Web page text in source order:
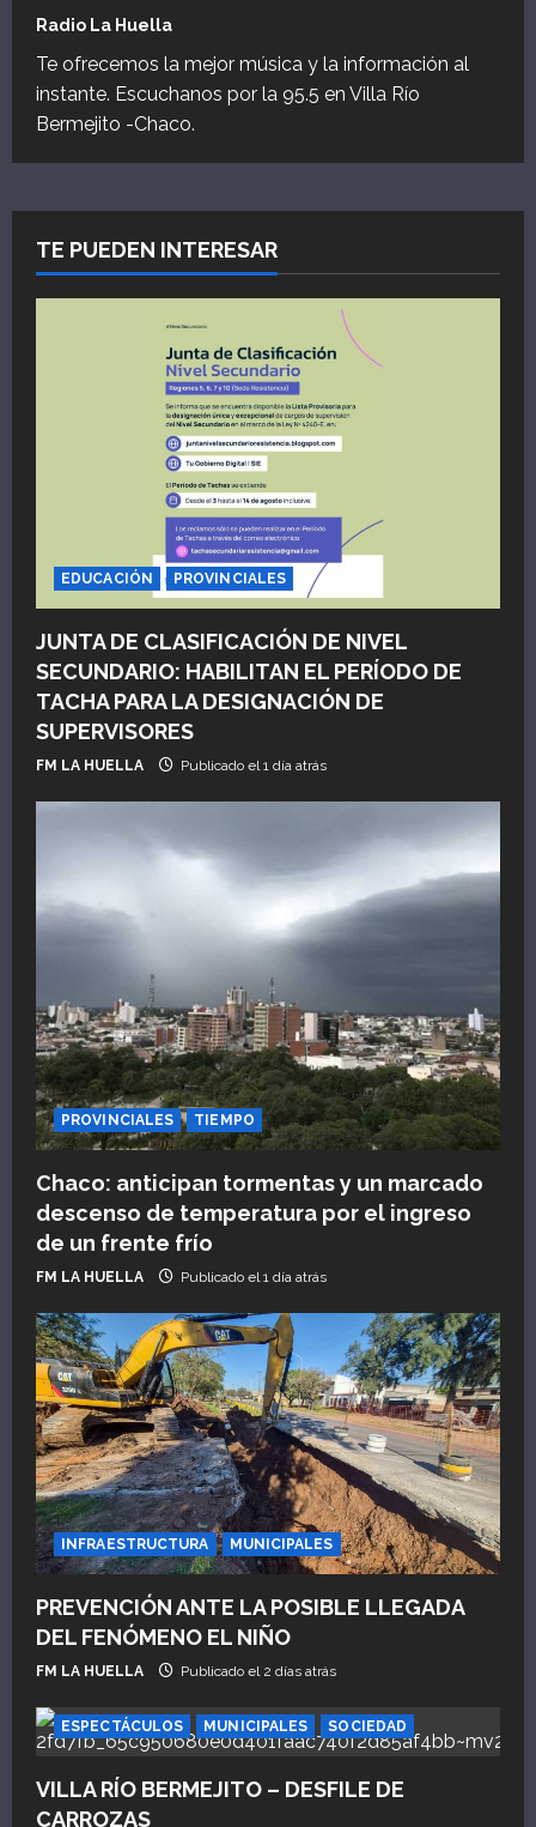
Radio La Huella
Te ofrecemos la mejor música y la información al
instante. Escuchanos por la 95.5 en Villa Río
Bermejito -Chaco.
TE PUEDEN INTERESAR
EDUCACIÓN PROVINCIALES
JUNTA DE CLASIFICACIÓN DE NIVEL
SECUNDARIO: HABILITAN EL PERÍODO DE
TACHA PARA LA DESIGNACIÓN DE
SUPERVISORES
FM LA HUELLA Publicado el 1 día atrás
PROVINCIALES TIEMPO
Chaco: anticipan tormentas y un marcado
descenso de temperatura por el ingreso
de un frente frío
FM LA HUELLA Publicado el 1 día atrás
INFRAESTRUCTURA MUNICIPALES
PREVENCIÓN ANTE LA POSIBLE LLEGADA
DEL FENÓMENO EL NIÑO
FM LA HUELLA Publicado el 2 días atrás
ESPECTÁCULOS MUNICIPALES SOCIEDAD
VILLA RÍO BERMEJITO – DESFILE DE
CARROZAS